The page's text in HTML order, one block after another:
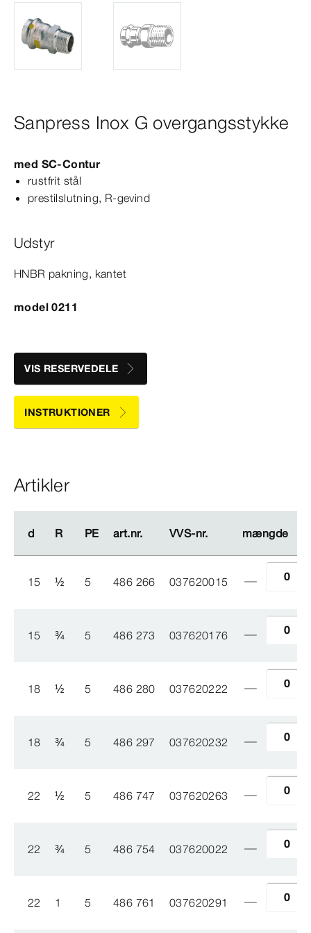
Sanpress Inox G overgangsstykke
med SC‑Contur
rustfrit stål
prestilslutning, R-​gevind
Udstyr
HNBR pakning, kantet
model 0211
VIS RESERVEDELE
INSTRUKTIONER
Artikler
d R PE art.nr. VVS-​nr. mængde
d R PE art.nr. VVS-​nr. mængde
15 ½ 5 486 266 037620015
15 ¾ 5 486 273 037620176
18 ½ 5 486 280 037620222
18 ¾ 5 486 297 037620232
22 ½ 5 486 747 037620263
22 ¾ 5 486 754 037620022
22 1 5 486 761 037620291